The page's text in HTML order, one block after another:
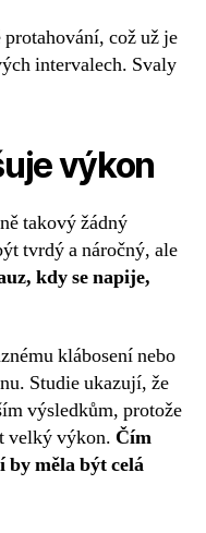
což už je
intervalech. Svaly
výkon
takový žádný
tvrdý a náročný, ale
kdy se napije,
klábosení nebo
Studie ukazují, že
výsledkům, protože
velký výkon. Čím
měla být celá